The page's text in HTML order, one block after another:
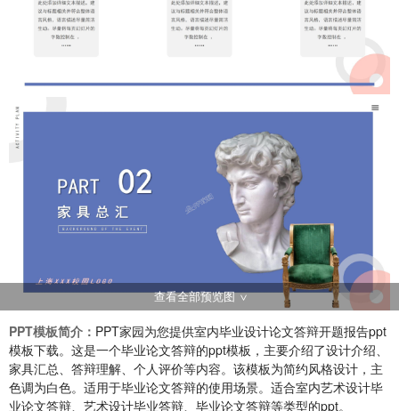
查看全部预览图
PPT模板简介： PPT家园为您提供室内毕业设计论文答辩开题报告ppt
模板下载。这是一个毕业论文答辩的ppt模板，主要介绍了设计介绍、
家具汇总、答辩理解、个人评价等内容。该模板为简约风格设计，主
色调为白色。适用于毕业论文答辩的使用场景。适合室内艺术设计毕
业论文答辩、艺术设计毕业答辩、毕业论文答辩等类型的ppt。